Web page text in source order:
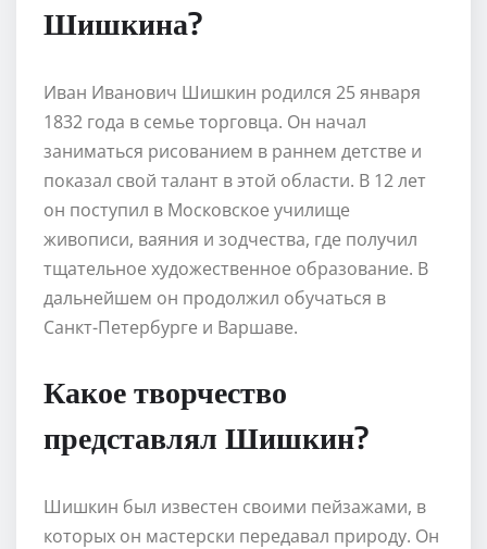
Шишкина?
Иван Иванович Шишкин родился 25 января
1832 года в семье торговца. Он начал
заниматься рисованием в раннем детстве и
показал свой талант в этой области. В 12 лет
он поступил в Московское училище
живописи, ваяния и зодчества, где получил
тщательное художественное образование. В
дальнейшем он продолжил обучаться в
Санкт-Петербурге и Варшаве.
Какое творчество
представлял Шишкин?
Шишкин был известен своими пейзажами, в
которых он мастерски передавал природу. Он